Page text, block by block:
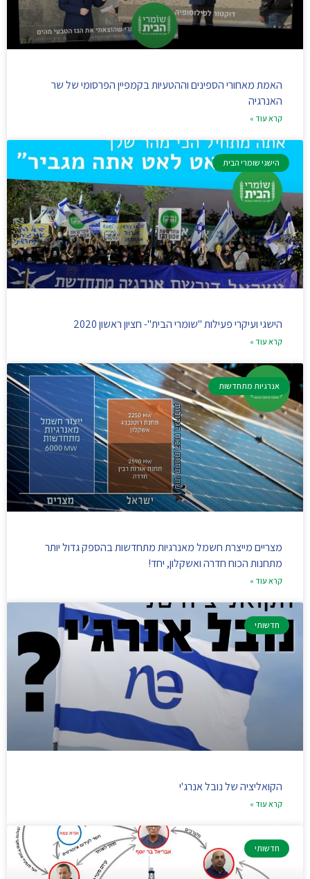
האמת מאחורי הספינים וההטעיות בקמפיין הפרסומי של שר
האנרגיה
קרא עוד »
הישגי שומרי הבית
הישגי ועיקרי פעילות "שומרי הבית"- חציון ראשון 2020
קרא עוד »
אנרגיות מתחדשות
מצריים מייצרת חשמל מאנרגיות מתחדשות בהספק גדול יותר
מתחנות הכוח חדרה ואשקלון, יחד!
קרא עוד »
חדשותי
הקואליציה של נובל אנרג'י
קרא עוד »
חדשותי